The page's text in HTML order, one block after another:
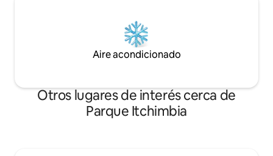
Aire acondicionado
Otros lugares de interés cerca de
Parque Itchimbia